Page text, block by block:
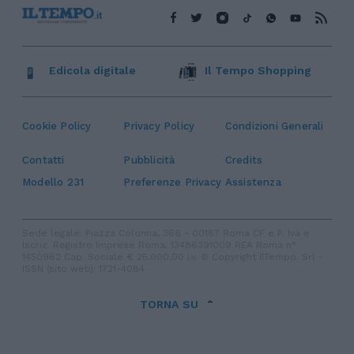
Cookie Policy Privacy Policy Condizioni Generali
Contatti Pubblicità
Credits
Modello 231
Preferenze Privacy Assistenza
Edicola digitale Il Tempo Shopping
TORNA SU